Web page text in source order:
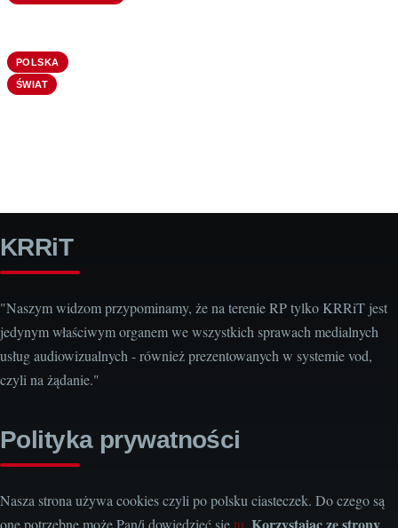
POLSKA
ŚWIAT
KRRiT
"Naszym widzom przypominamy, że na terenie RP tylko KRRiT jest
jedynym właściwym organem we wszystkich sprawach medialnych
usług audiowizualnych - również prezentowanych w systemie vod,
czyli na żądanie."
Polityka prywatności
Nasza strona używa cookies czyli po polsku ciasteczek. Do czego są